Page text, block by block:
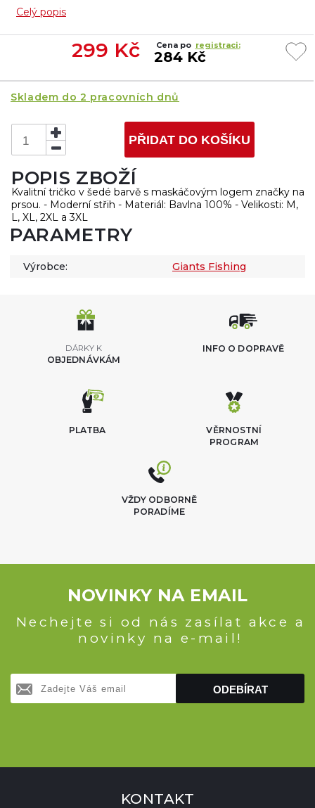
na prsou....
Celý popis
299 Kč Cena po registraci:
284 Kč
Skladem do 2 pracovních dnů
PŘIDAT DO KOŠÍKU
POPIS ZBOŽÍ
Kvalitní tričko v šedé barvě s maskáčovým logem značky na
prsou. - Moderní střih - Materiál: Bavlna 100% - Velikosti: M,
L, XL, 2XL a 3XL
PARAMETRY
Výrobce: Giants Fishing
DÁRKY K
OBJEDNÁVKÁM
INFO O DOPRAVĚ
VĚRNOSTNÍ
PROGRAM
PLATBA
VŽDY ODBORNĚ
PORADÍME
NOVINKY NA EMAIL
Nechejte si od nás zasílat akce a
novinky na e-mail!
ODEBÍRAT
KONTAKT